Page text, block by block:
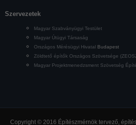
Szervezetek
Magyar Szabványügyi Testület
Magyar Útügyi Társaság
Országos Mérésügyi Hivatal Budapest
Zöldtető építők Országos Szövetsége
Magyar Projektmenedzsment Szövetség
Copyright © 2016 Építészmérnök tervező,